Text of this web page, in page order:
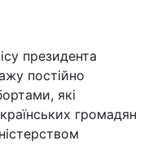
президента
постійно
які
громадян